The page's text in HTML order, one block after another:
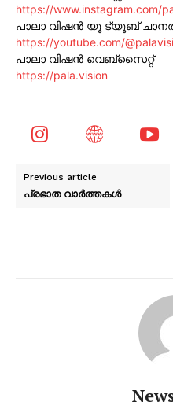
https://www.instagram.com/
പാലാ വിഷൻ യൂ ട്യൂബ്
https://youtube.com/
പാലാ വിഷൻ വെബ്സൈറ്റ്
https://pala.vision
Previous article
പ്രഭാത വാർത്തകൾ